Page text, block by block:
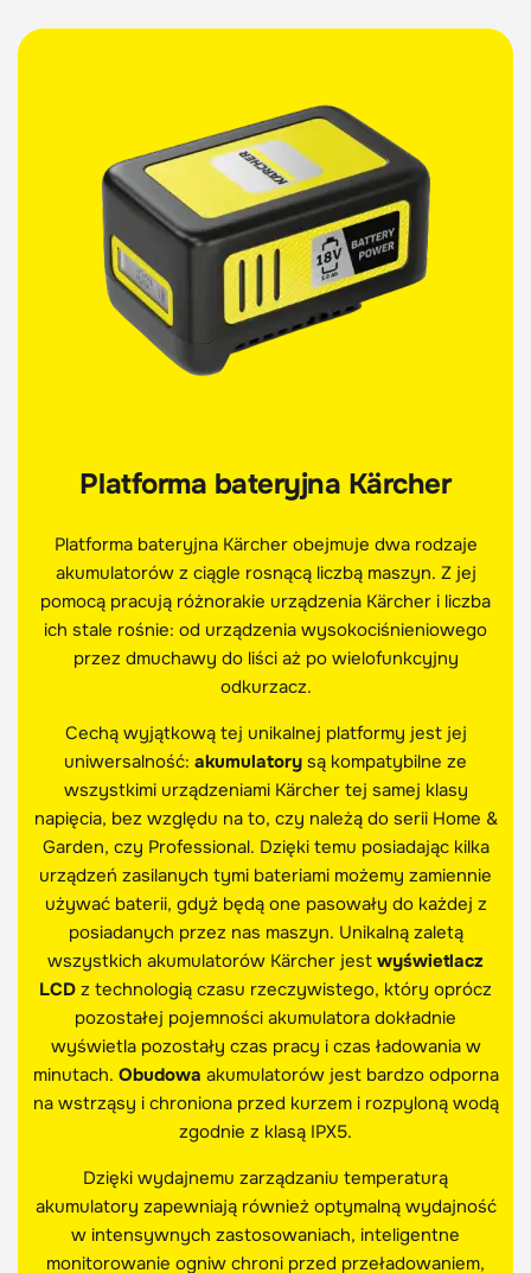
Platforma bateryjna Kärcher
Platforma bateryjna Kärcher obejmuje dwa rodzaje
akumulatorów z ciągle rosnącą liczbą maszyn. Z jej
pomocą pracują różnorakie urządzenia Kärcher i liczba
ich stale rośnie: od urządzenia wysokociśnieniowego
przez dmuchawy do liści aż po wielofunkcyjny
odkurzacz.
Cechą wyjątkową tej unikalnej platformy jest jej
uniwersalność: akumulatory są kompatybilne ze
wszystkimi urządzeniami Kärcher tej samej klasy
napięcia, bez względu na to, czy należą do serii Home &
Garden, czy Professional. Dzięki temu posiadając kilka
urządzeń zasilanych tymi bateriami możemy zamiennie
używać baterii, gdyż będą one pasowały do każdej z
posiadanych przez nas maszyn. Unikalną zaletą
wszystkich akumulatorów Kärcher jest wyświetlacz
LCD z technologią czasu rzeczywistego, który oprócz
pozostałej pojemności akumulatora dokładnie
wyświetla pozostały czas pracy i czas ładowania w
minutach. Obudowa akumulatorów jest bardzo odporna
na wstrząsy i chroniona przed kurzem i rozpyloną wodą
zgodnie z klasą IPX5.
Dzięki wydajnemu zarządzaniu temperaturą
akumulatory zapewniają również optymalną wydajność
w intensywnych zastosowaniach, inteligentne
monitorowanie ogniw chroni przed przeładowaniem,